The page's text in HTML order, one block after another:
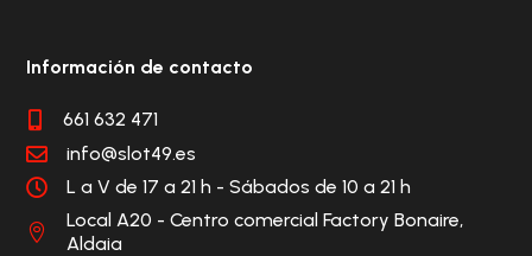
Información de contacto
 661 632 471
 info@slot49.es
 L a V de 17 a 21 h - Sábados de 10 a 21 h

Local A20 - Centro comercial Factory Bonaire,
Aldaia